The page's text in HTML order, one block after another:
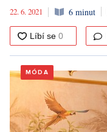
22. 6. 2021
6 minut
MÓDA